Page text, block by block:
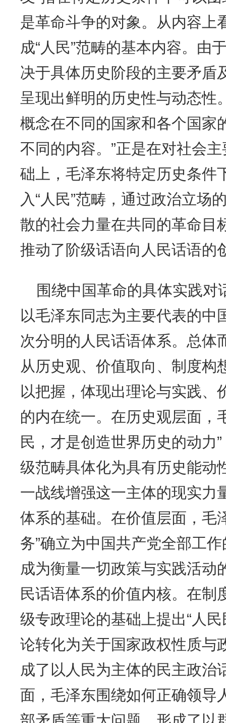
是革命斗争的对象。从内容上
成“人民”范畴的基本内容。由
决于具体历史阶段的主要矛盾
呈现出鲜明的历史性与动态性
概念在不同的国家和各个国家
不同的内容。”正是在对社会
础上，毛泽东将特定历史条件
入“人民”范畴，通过政治立场
散的社会力量在共同的革命目
推动了阶级话语向人民话语的
围绕中国革命的具体实践对
以毛泽东同志为主要代表的中
次分明的人民话语体系。总体
从历史观、价值取向、制度构
以把握，体现出理论与实践、
的内在统一。在历史观层面，
民，才是创造世界历史的动力
级范畴具体化为具有历史能动
一战线增强这一主体的现实力
体系的基础。在价值层面，毛
务”确立为中国共产党全部工
成为衡量一切政策与实践活动
民话语体系的价值内核。在制
级专政理论的基础上提出“人
论转化为关于国家政权性质与
成了以人民为主体的民主政治
面，毛泽东围绕如何正确领导